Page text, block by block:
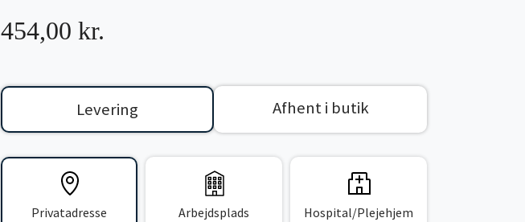
454,00 kr.
Levering Afhent i butik
Privatadresse Arbejdsplads Hospital/Plejehjem